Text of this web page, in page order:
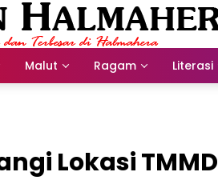
Malut Ragam Literasi
Lokasi TMMD